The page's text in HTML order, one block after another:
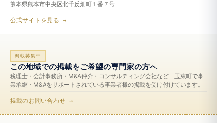
熊本県熊本市中央区北千反畑町１番７号
公式サイトを見る →
掲載募集中
この地域での掲載をご希望の専門家の方へ
税理士・会計事務所・M&A仲介・コンサルティング会社など、玉東町で事
業承継・M&Aをサポートされている事業者様の掲載を受け付けています。
掲載のお問い合わせ →